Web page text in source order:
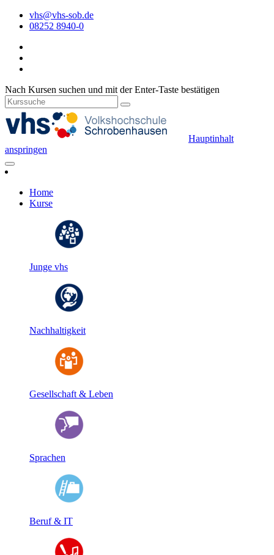
vhs@vhs-sob.de
08252 8940-0
Nach Kursen suchen und mit der Enter-Taste bestätigen
Hauptinhalt
anspringen
Home
Kurse
Junge vhs
Nachhaltigkeit
Gesellschaft & Leben
Sprachen
Beruf & IT